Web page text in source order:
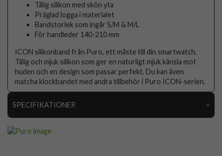
Tålig silikon med skön yta
Präglad logga i materialet
Bandstorlek som ingår S/M & M/L
För handleder 140-210 mm
ICON silikonband från Puro, ett måste till din smartwatch.
Tålig och mjuk silikon som ger en naturligt mjuk känsla mot
huden och en design som passar perfekt. Du kan även
matcha klockbandet med andra tillbehör i Puro ICON-serien.
SPECIFIKATIONER